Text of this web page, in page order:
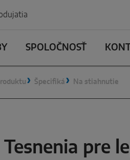
SPOLOČNOSŤ
Špecifiká Na stiahnutie
Tesnenia pre